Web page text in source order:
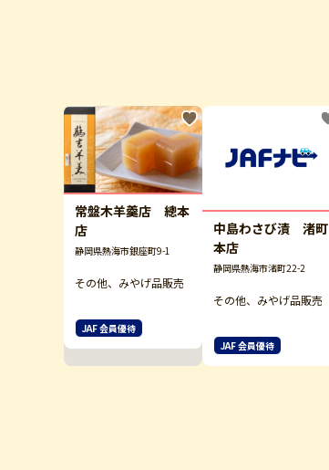
常盤木羊羹店 總本
店
静岡県熱海市銀座町9-1
その他、みやげ品販売
JAF 会員優待
中島わさび漬 渚町
本店
静岡県熱海市渚町22-2
その他、みやげ品販売
JAF 会員優待